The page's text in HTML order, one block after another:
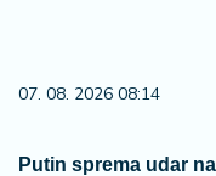
07. 08. 2026 08:14
Putin sprema udar